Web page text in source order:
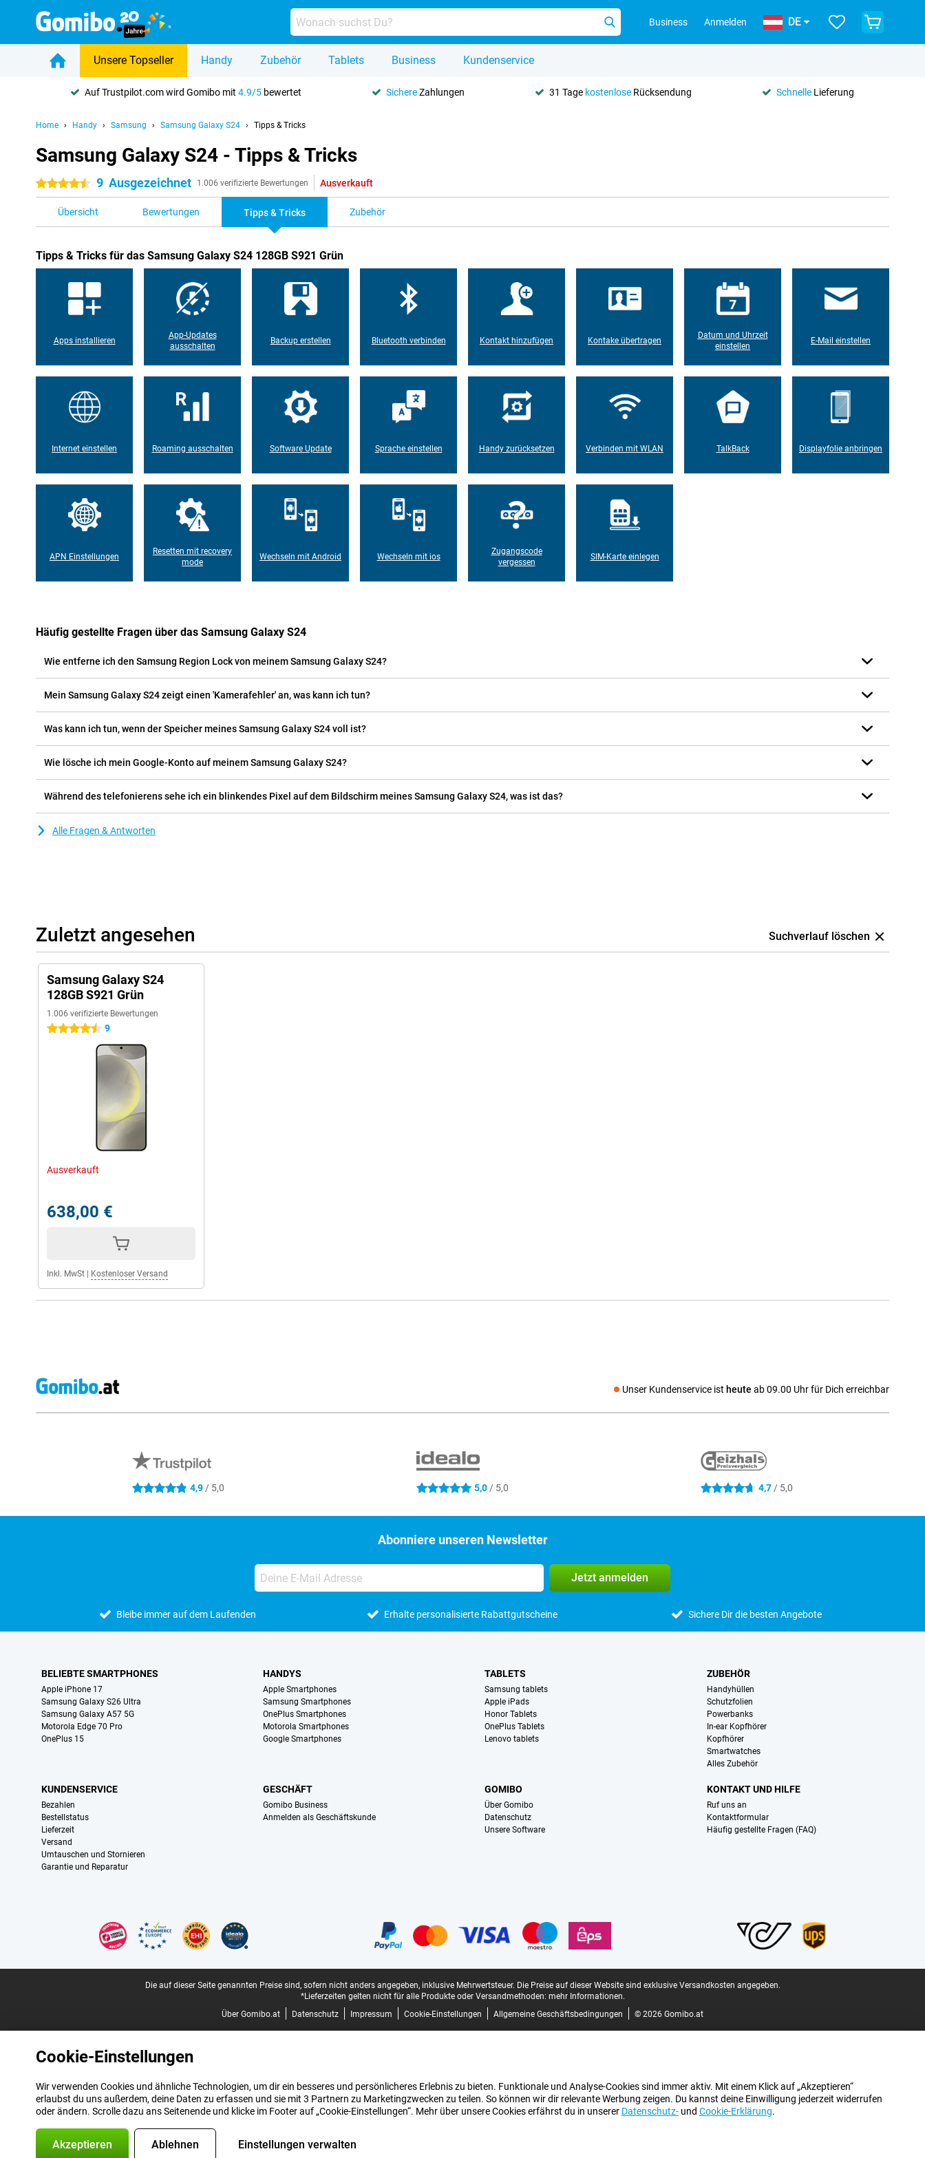
Business Anmelden DE
Unsere Topseller Handy Zubehör Tablets Business Kundenservice
Auf Trustpilot.com wird Gomibo mit4.9/5 bewertet SichereZahlungen 31 Tage kostenloseRücksendung SchnelleLieferung
Home Handy Samsung Samsung Galaxy S24 Tipps & Tricks
Samsung Galaxy S24 - Tipps & Tricks
4.5 Sterne 9 Ausgezeichnet 1.006 verifizierte Bewertungen Ausverkauft
Übersicht Bewertungen Tipps & Tricks Zubehör
Tipps & Tricks für das Samsung Galaxy S24 128GB S921 Grün
Apps installieren
App-Updates
ausschalten
Backup erstellen Bluetooth verbinden Kontakt hinzufügen Kontake übertragen
Datum und Uhrzeit
einstellen
E-Mail einstellen
Internet einstellen Roaming ausschalten Software Update Sprache einstellen Handy zurücksetzen Verbinden mit WLAN TalkBack Displayfolie anbringen
APN Einstellungen
Resetten mit recovery
mode
Wechseln mit Android Wechseln mit ios
Zugangscode
vergessen
SIM-Karte einlegen
Häufig gestellte Fragen über das Samsung Galaxy S24
Wie entferne ich den Samsung Region Lock von meinem Samsung Galaxy S24?
Mein Samsung Galaxy S24 zeigt einen 'Kamerafehler' an, was kann ich tun?
Was kann ich tun, wenn der Speicher meines Samsung Galaxy S24 voll ist?
Wie lösche ich mein Google-Konto auf meinem Samsung Galaxy S24?
Während des telefonierens sehe ich ein blinkendes Pixel auf dem Bildschirm meines Samsung Galaxy S24, was ist das?
Alle Fragen & Antworten
Zuletzt angesehen Suchverlauf löschen
Samsung Galaxy S24
128GB S921 Grün
1.006 verifizierte Bewertungen
4.5 Sterne 9
Ausverkauft
638,00 €
Inkl. MwSt Kostenloser Versand
Unser Kundenservice ist heute ab 09.00 Uhr für Dich erreichbar
Social media
4.9 Sterne 4,9/ 5,0 5 Sterne 5,0/ 5,0 4.7 Sterne 4,7 / 5,0
Abonniere unseren Newsletter
Jetzt anmelden
Bleibe immer auf dem Laufenden Erhalte personalisierte Rabattgutscheine Sichere Dir die besten Angebote
BELIEBTE SMARTPHONES
Apple iPhone 17
Samsung Galaxy S26 Ultra
Samsung Galaxy A57 5G
Motorola Edge 70 Pro
OnePlus 15
HANDYS
Apple Smartphones
Samsung Smartphones
OnePlus Smartphones
Motorola Smartphones
Google Smartphones
TABLETS
Samsung tablets
Apple iPads
Honor Tablets
OnePlus Tablets
Lenovo tablets
ZUBEHÖR
Handyhüllen
Schutzfolien
Powerbanks
In-ear Kopfhörer
Kopfhörer
Smartwatches
Alles Zubehör
KUNDENSERVICE
Bezahlen
Bestellstatus
Lieferzeit
Versand
Umtauschen und Stornieren
Garantie und Reparatur
GESCHÄFT
Gomibo Business
Anmelden als Geschäftskunde
GOMIBO
Über Gomibo
Datenschutz
Unsere Software
KONTAKT UND HILFE
Ruf uns an
Kontaktformular
Häufig gestellte Fragen (FAQ)
Die auf dieser Seite genannten Preise sind, sofern nicht anders angegeben, inklusive Mehrwertsteuer. Die Preise auf dieser Website sind exklusive Versandkosten angegeben.
*Lieferzeiten gelten nicht für alle Produkte oder Versandmethoden: mehr Informationen.
Über Gomibo.at
Datenschutz Impressum Cookie-Einstellungen Allgemeine Geschäftsbedingungen © 2026 Gomibo.at
Cookie-Einstellungen
Wir verwenden Cookies und ähnliche Technologien, um dir ein besseres und persönlicheres Erlebnis zu bieten. Funktionale und Analyse-Cookies sind immer aktiv. Mit einem Klick auf „Akzeptieren“
erlaubst du uns außerdem, deine Daten zu erfassen und sie mit 3 Partnern zu Marketingzwecken zu teilen. So können wir dir relevante Werbung zeigen. Du kannst deine Einwilligung jederzeit widerrufen
oder ändern. Scrolle dazu ans Seitenende und klicke im Footer auf „Cookie-Einstellungen“. Mehr über unsere Cookies erfährst du in unserer Datenschutz- und Cookie-Erklärung.
Akzeptieren Ablehnen Einstellungen verwalten